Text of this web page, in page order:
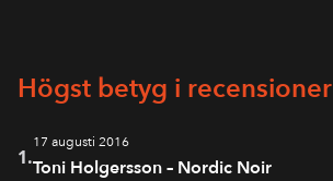
Högst betyg i recensioner
1.
17 augusti 2016
Toni Holgersson – Nordic Noir